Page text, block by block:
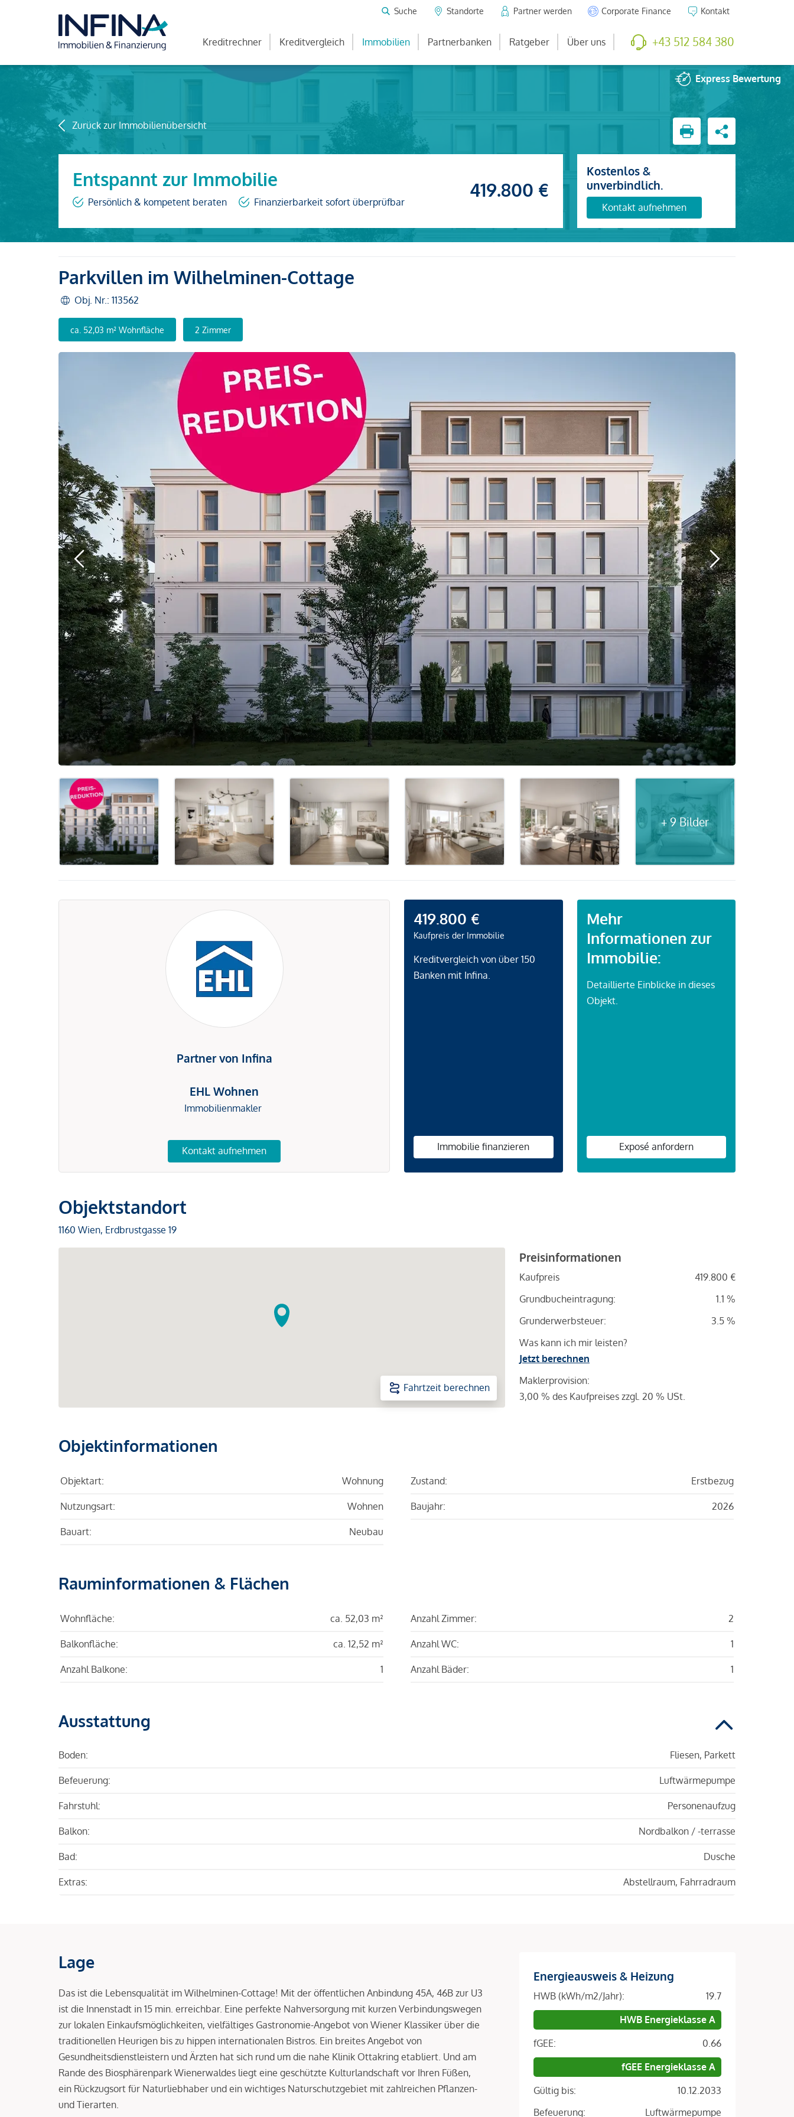
Suche Standorte Partner werden Corporate Finance Kontakt
Kreditrechner Kreditvergleich Immobilien Partnerbanken Ratgeber Über uns +43 512 584 380
Express Bewertung
Zurück zur Immobilienübersicht
Entspannt zur Immobilie
Persönlich & kompetent beraten Finanzierbarkeit sofort überprüfbar
419.800 €
Kostenlos &
unverbindlich.
Kontakt aufnehmen
+ 9 Bilder
Parkvillen im Wilhelminen-Cottage
Obj. Nr.: 113562
ca. 52,03 m² Wohnfläche 2 Zimmer
Partner von Infina
EHL Wohnen
Immobilienmakler
Kontakt aufnehmen
419.800 €
Kaufpreis der Immobilie
Kreditvergleich von über 150
Banken mit Infina.
Immobilie finanzieren
Mehr
Informationen zur
Immobilie:
Detaillierte Einblicke in dieses
Objekt.
Exposé anfordern
Objektstandort
1160 Wien, Erdbrustgasse 19
Fahrtzeit berechnen
Preisinformationen
Kaufpreis
419.800 €
Grundbucheintragung:
1.1 %
Grunderwerbsteuer:
3.5 %
Was kann ich mir leisten?
Jetzt berechnen
Maklerprovision:
3,00 % des Kaufpreises zzgl. 20 % USt.
Objektinformationen
Objektart: Wohnung
Nutzungsart: Wohnen
Bauart: Neubau
Zustand: Erstbezug
Baujahr: 2026
Rauminformationen & Flächen
Wohnfläche: ca. 52,03 m²
Balkonfläche: ca. 12,52 m²
Anzahl Balkone: 1
Anzahl Zimmer: 2
Anzahl WC: 1
Anzahl Bäder: 1
Ausstattung
Boden: Fliesen, Parkett
Befeuerung: Luftwärmepumpe
Fahrstuhl: Personenaufzug
Balkon: Nordbalkon / -terrasse
Bad: Dusche
Extras: Abstellraum, Fahrradraum
Lage
Das ist die Lebensqualität im Wilhelminen-Cottage! Mit der öffentlichen Anbindung 45A, 46B zur U3
ist die Innenstadt in 15 min. erreichbar. Eine perfekte Nahversorgung mit kurzen Verbindungswegen
zur lokalen Einkaufsmöglichkeiten, vielfältiges Gastronomie-Angebot von Wiener Klassiker über die
traditionellen Heurigen bis zu hippen internationalen Bistros. Ein breites Angebot von
Gesundheitsdienstleistern und Ärzten hat sich rund um die nahe Klinik Ottakring etabliert. Und am
Rande des Biosphärenpark Wienerwaldes liegt eine geschützte Kulturlandschaft vor Ihren Füßen,
ein Rückzugsort für Naturliebhaber und ein wichtiges Naturschutzgebiet mit zahlreichen Pflanzen-
und Tierarten.
Energieausweis & Heizung
HWB (kWh/m2/Jahr):
19.7
HWB Energieklasse A
fGEE:
0.66
fGEE Energieklasse A
Gültig bis:
10.12.2033
Befeuerung:
Luftwärmepumpe